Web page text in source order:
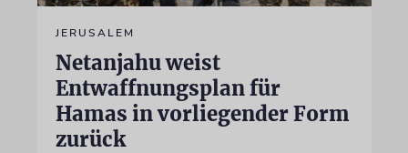
JERUSALEM
Netanjahu weist
Entwaffnungsplan für
Hamas in vorliegender Form
zurück